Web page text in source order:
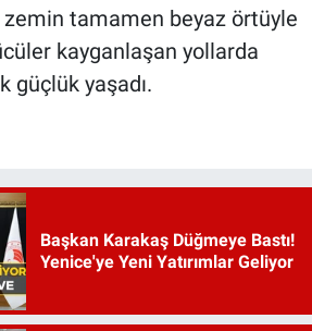
zemin tamamen beyaz örtüyle
kayganlaşan yollarda
güçlük yaşadı.
Başkan Karakaş Düğmeye Bastı!
Yenice'ye Yeni Yatırımlar Geliyor